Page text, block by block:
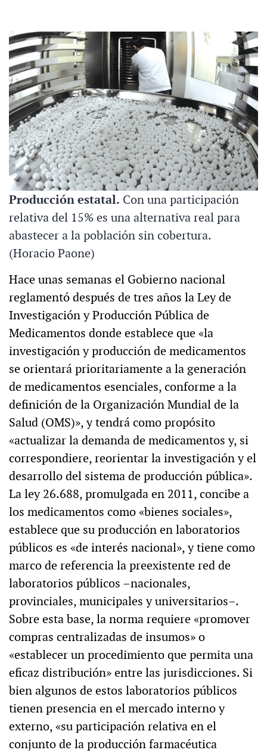
Producción estatal. Con una participación
relativa del 15% es una alternativa real para
abastecer a la población sin cobertura.
(Horacio Paone)
Hace unas semanas el Gobierno nacional
reglamentó después de tres años la Ley de
Investigación y Producción Pública de
Medicamentos donde establece que «la
investigación y producción de medicamentos
se orientará prioritariamente a la generación
de medicamentos esenciales, conforme a la
definición de la Organización Mundial de la
Salud (OMS)», y tendrá como propósito
«actualizar la demanda de medicamentos y, si
correspondiere, reorientar la investigación y el
desarrollo del sistema de producción pública».
La ley 26.688, promulgada en 2011, concibe a
los medicamentos como «bienes sociales»,
establece que su producción en laboratorios
públicos es «de interés nacional», y tiene como
marco de referencia la preexistente red de
laboratorios públicos –nacionales,
provinciales, municipales y universitarios–.
Sobre esta base, la norma requiere «promover
compras centralizadas de insumos» o
«establecer un procedimiento que permita una
eficaz distribución» entre las jurisdicciones. Si
bien algunos de estos laboratorios públicos
tienen presencia en el mercado interno y
externo, «su participación relativa en el
conjunto de la producción farmacéutica